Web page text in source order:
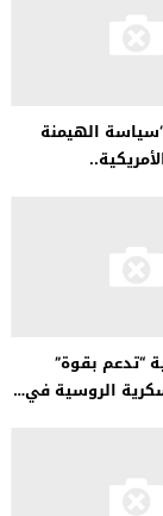
الهيمنة
“تدعم بقوة”
الروسية في…